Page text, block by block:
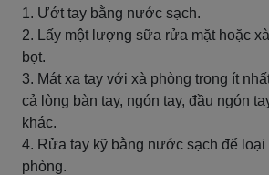
1. Ướt tay bằng nước sạch.
2. Lấy một lượng sữa rửa mặt hoặc
bọt.
3. Mát xa tay với xà phòng trong ít
cả lòng bàn tay, ngón tay, đầu ngón
khác.
4. Rửa tay kỹ bằng nước sạch để loại
phòng.